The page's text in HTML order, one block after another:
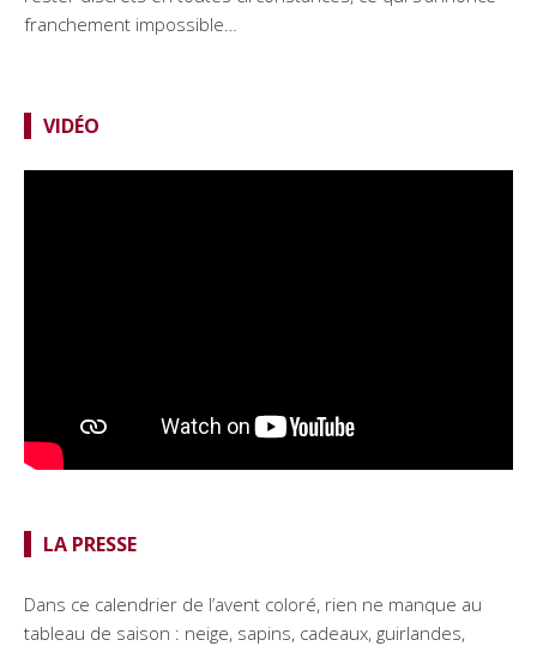
franchement impossible…
VIDÉO
LA PRESSE
Dans ce calendrier de l’avent coloré, rien ne manque au
tableau de saison : neige, sapins, cadeaux, guirlandes,